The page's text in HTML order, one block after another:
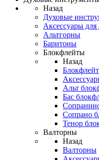
Назад
Духовые
Аксессуары
Альтгорны
Баритоны
Блокфлейты
Назад
Альт
Бас
Сопрано
Тенор
Валторны
Назад
Валторны